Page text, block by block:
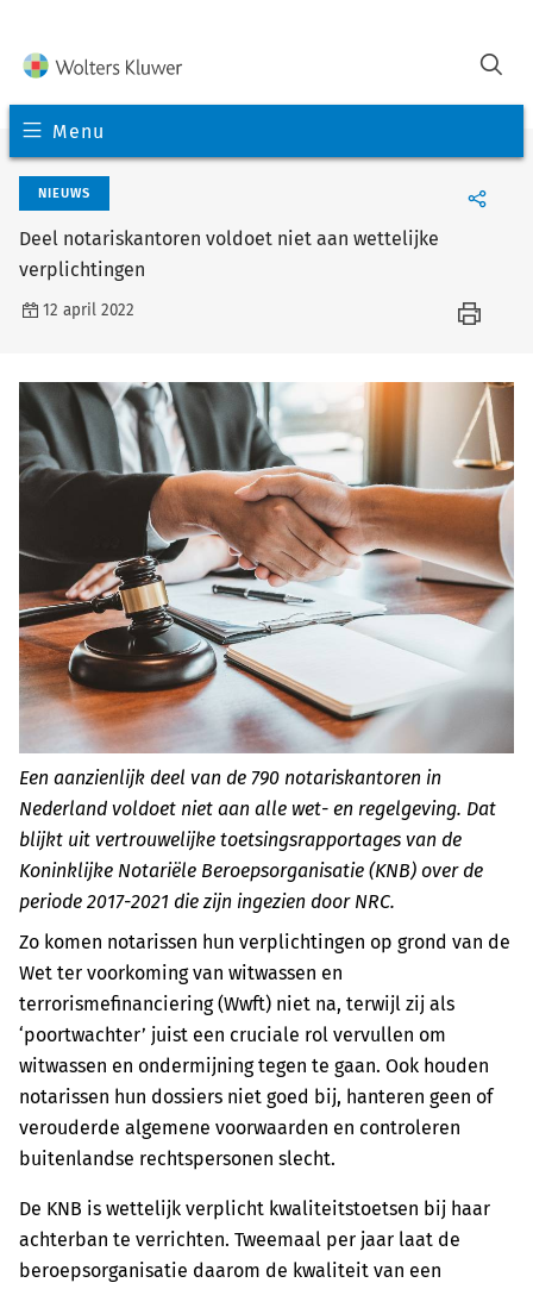
Menu
NIEUWS
Deel notariskantoren voldoet niet aan wettelijke
verplichtingen
12 april 2022
Een aanzienlijk deel van de 790 notariskantoren in
Nederland voldoet niet aan alle wet- en regelgeving. Dat
blijkt uit vertrouwelijke toetsingsrapportages van de
Koninklijke Notariële Beroepsorganisatie (KNB) over de
periode 2017-2021 die zijn ingezien door NRC.
Zo komen notarissen hun verplichtingen op grond van de
Wet ter voorkoming van witwassen en
terrorismefinanciering (Wwft) niet na, terwijl zij als
‘poortwachter’ juist een cruciale rol vervullen om
witwassen en ondermijning tegen te gaan. Ook houden
notarissen hun dossiers niet goed bij, hanteren geen of
verouderde algemene voorwaarden en controleren
buitenlandse rechtspersonen slecht.
De KNB is wettelijk verplicht kwaliteitstoetsen bij haar
achterban te verrichten. Tweemaal per jaar laat de
beroepsorganisatie daarom de kwaliteit van een